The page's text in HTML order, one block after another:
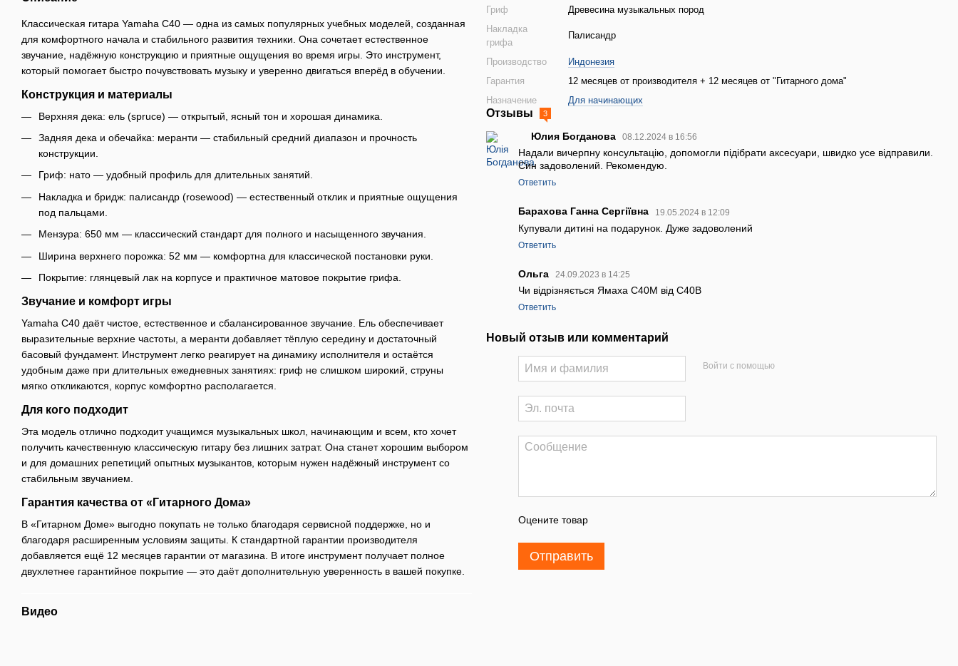
Классическая гитара Yamaha C40 — одна из самых популярных учебных моделей, созданная
для комфортного начала и стабильного развития техники. Она сочетает естественное
звучание, надёжную конструкцию и приятные ощущения во время игры. Это инструмент,
который помогает быстро почувствовать музыку и уверенно двигаться вперёд в обучении.
Конструкция и материалы
Верхняя дека: ель (spruce) — открытый, ясный тон и хорошая динамика.
Задняя дека и обечайка: меранти — стабильный средний диапазон и прочность
конструкции.
Гриф: нато — удобный профиль для длительных занятий.
Накладка и бридж: палисандр (rosewood) — естественный отклик и приятные ощущения
под пальцами.
Мензура: 650 мм — классический стандарт для полного и насыщенного звучания.
Ширина верхнего порожка: 52 мм — комфортна для классической постановки руки.
Покрытие: глянцевый лак на корпусе и практичное матовое покрытие грифа.
Звучание и комфорт игры
Yamaha C40 даёт чистое, естественное и сбалансированное звучание. Ель обеспечивает
выразительные верхние частоты, а меранти добавляет тёплую середину и достаточный
басовый фундамент. Инструмент легко реагирует на динамику исполнителя и остаётся
удобным даже при длительных ежедневных занятиях: гриф не слишком широкий, струны
мягко откликаются, корпус комфортно располагается.
Для кого подходит
Эта модель отлично подходит учащимся музыкальных школ, начинающим и всем, кто хочет
получить качественную классическую гитару без лишних затрат. Она станет хорошим выбором
и для домашних репетиций опытных музыкантов, которым нужен надёжный инструмент со
стабильным звучанием.
Гарантия качества от «Гитарного Дома»
В «Гитарном Доме» выгодно покупать не только благодаря сервисной поддержке, но и
благодаря расширенным условиям защиты. К стандартной гарантии производителя
добавляется ещё 12 месяцев гарантии от магазина. В итоге инструмент получает полное
двухлетнее гарантийное покрытие — это даёт дополнительную уверенность в вашей покупке.
Видео
Гриф
Древесина музыкальных пород
Накладка
грифа
Палисандр
Производство
Индонезия
Гарантия
12 месяцев от производителя + 12 месяцев от "Гитарного дома"
Назначение
Для начинающих
Отзывы 3
Юлия Богданова 08.12.2024 в 16:56
Надали вичерпну консультацію, допомогли підібрати аксесуари, швидко усе відправили.
Син задоволений. Рекомендую.
Ответить
Барахова Ганна Сергіївна 19.05.2024 в 12:09
Купували дитині на подарунок. Дуже задоволений
Ответить
Ольга 24.09.2023 в 14:25
Чи відрізняється Ямаха С40M від С40B
Ответить
Новый отзыв или комментарий
Войти с помощью
Оцените товар
Отправить